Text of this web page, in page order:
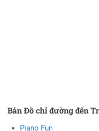
Bản Đồ chỉ đường đến
Piano Fun